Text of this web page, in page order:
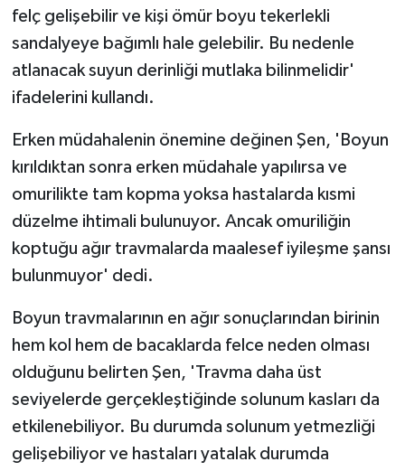
felç gelişebilir ve kişi ömür boyu tekerlekli
sandalyeye bağımlı hale gelebilir. Bu nedenle
atlanacak suyun derinliği mutlaka bilinmelidir'
ifadelerini kullandı.
Erken müdahalenin önemine değinen Şen, 'Boyun
kırıldıktan sonra erken müdahale yapılırsa ve
omurilikte tam kopma yoksa hastalarda kısmi
düzelme ihtimali bulunuyor. Ancak omuriliğin
koptuğu ağır travmalarda maalesef iyileşme şansı
bulunmuyor' dedi.
Boyun travmalarının en ağır sonuçlarından birinin
hem kol hem de bacaklarda felce neden olması
olduğunu belirten Şen, 'Travma daha üst
seviyelerde gerçekleştiğinde solunum kasları da
etkilenebiliyor. Bu durumda solunum yetmezliği
gelişebiliyor ve hastaları yatalak durumda